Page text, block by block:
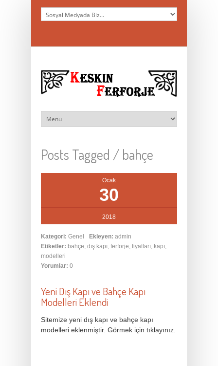
Posts Tagged / bahçe
Ocak
30
2018
Kategori: Genel Ekleyen: admin
Etiketler: bahçe, dış kapı, ferforje, fiyatları, kapı,
modelleri
Yorumlar: 0
Yeni Dış Kapı ve Bahçe Kapı
Modelleri Eklendi
Sitemize yeni dış kapı ve bahçe kapı
modelleri eklenmiştir. Görmek için tıklayınız.